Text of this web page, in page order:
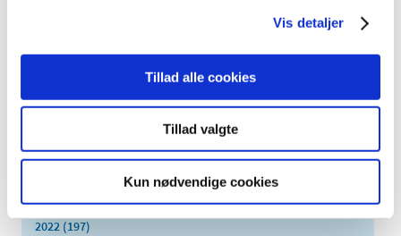
Vis detaljer
Tillad alle cookies
Tillad valgte
Kun nødvendige cookies
TID
2025 (158)
2023 (195)
2022 (197)